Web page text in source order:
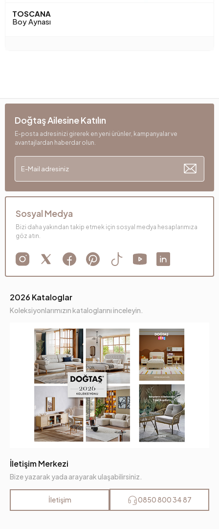
TOSCANA
Boy Aynası
2026 Kataloglar
Koleksiyonlarımızın kataloglarını inceleyin.
İletişim Merkezi
Bize yazarak yada arayarak ulaşabilirsiniz.
İletişim 0850 800 34 87
Doğtaş Ailesine Katılın
E-posta adresinizi girerek en yeni ürünler, kampanyalar ve
avantajlardan haberdar olun.
Sosyal Medya
Bizi daha yakından takip etmek için sosyal medya hesaplarımıza
göz atın.